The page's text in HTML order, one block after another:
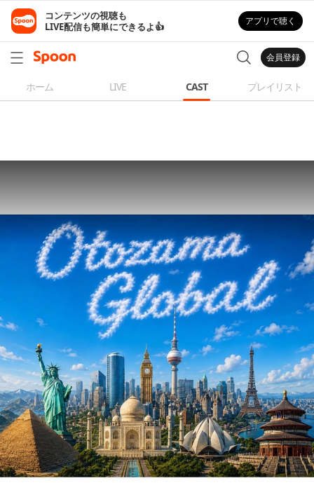
コンテンツの視聴も
LIVE配信も簡単にできるよ👍
アプリで聴く
会員登録
ホーム LIVE CAST プレイリスト